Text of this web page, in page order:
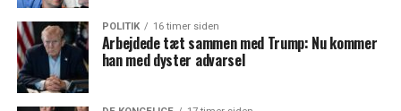
POLITIK 16 timer siden
Arbejdede tæt sammen med Trump: Nu kommer
han med dyster advarsel